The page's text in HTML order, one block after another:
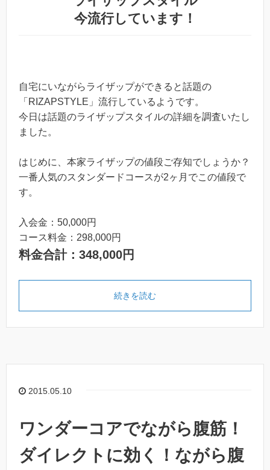
今流行しています！
自宅にいながらライザップができると話題の
「RIZAPSTYLE」流行しているようです。
今日は話題のライザップスタイルの詳細を調査いたし
ました。
はじめに、本家ライザップの値段ご存知でしょうか？
一番人気のスタンダードコースが2ヶ月でこの値段で
す。
入会金：50,000円
コース料金：298,000円
料金合計： 348,000円
続きを読む
2015.05.10
ワンダーコアでながら腹筋！
ダイレクトに効く！ながら腹